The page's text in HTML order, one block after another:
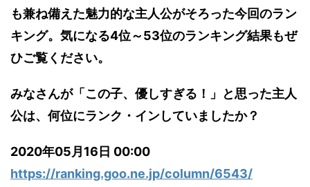
も兼ね備えた魅力的な主人公がそろった今回のラン
キング。気になる4位～53位のランキング結果もぜ
ひご覧ください。
みなさんが「この子、優しすぎる！」と思った主人
公は、何位にランク・インしていましたか？
2020年05月16日 00:00
https://ranking.goo.ne.jp/column/6543/